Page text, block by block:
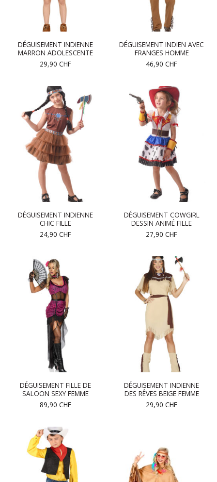
DÉGUISEMENT INDIENNE
MARRON ADOLESCENTE
29,90 CHF
DÉGUISEMENT INDIEN AVEC
FRANGES HOMME
46,90 CHF
DÉGUISEMENT INDIENNE
CHIC FILLE
24,90 CHF
DÉGUISEMENT COWGIRL
DESSIN ANIMÉ FILLE
27,90 CHF
DÉGUISEMENT FILLE DE
SALOON SEXY FEMME
89,90 CHF
DÉGUISEMENT INDIENNE
DES RÊVES BEIGE FEMME
29,90 CHF